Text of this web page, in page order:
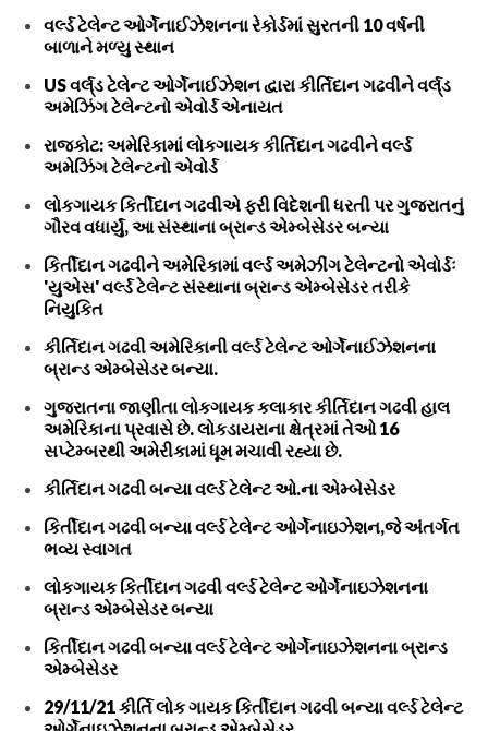
વર્લ્ડ ટેલેન્ટ ઓર્ગેનાઈઝેશનના રેકોર્ડમાં સુરતની 10 વર્ષની
બાળાને મળ્યુ સ્થાન
US વર્લ્‌ડ ટેલેન્ટ ઓર્ગેનાઈઝેશન દ્વારા કીર્તિદાન ગઢવીને વર્લ્‌ડ
અમેઝિંગ ટેલેન્ટનો એવોર્ડ એનાયત
રાજકોટ: અમેરિકામાં લોકગાયક કીર્તિદાન ગઢવીને વર્લ્ડ
અમેઝિંગ ટેલેન્ટનો એવોર્ડ
લોકગાયક કિર્તીદાન ગઢવીએ ફરી વિદેશની ધરતી પર ગુજરાતનું
ગૌરવ વધાર્યું, આ સંસ્થાના બ્રાન્ડ એમ્બેસેડર બન્યા
કિર્તીદાન ગઢવીને અમેરિકામાં વર્લ્ડ અમેઝીંગ ટેલેન્ટનો એવોર્ડઃ
'યુએસ' વર્લ્ડ ટેલેન્ટ સંસ્થાના બ્રાન્ડ એમ્બેસેડર તરીકે
નિયુકિત
કીર્તિદાન ગઢવી અમેરિકાની વર્લ્ડ ટેલેન્ટ ઓર્ગેનાઈઝેશનના
બ્રાન્ડ એમ્બેસેડર બન્યા.
ગુજરાતના જાણીતા લોકગાયક કલાકાર કીર્તિદાન ગઢવી હાલ
અમેરિકાના પ્રવાસે છે. લોકડાયરાના ક્ષેત્રમાં તેઓ 16
સપ્ટેમ્બરથી અમેરીકામાં ધૂમ મચાવી રહ્યા છે.
કીર્તિદાન ગઢવી બન્યા વર્લ્ડ ટેલેન્ટ ઓ.ના એમ્બેસેડર
કિર્તીદાન ગઢવી બન્યા વર્લ્ડ ટેલેન્ટ ઓર્ગેનાઇઝેશન,જે અંતર્ગત
ભવ્ય સ્વાગત
લોકગાયક કિર્તીદાન ગઢવી વર્લ્ડ ટેલેન્ટ ઓર્ગેનાઇઝેશનના
બ્રાન્ડ એમ્બેસેડર બન્યા
કિર્તીદાન ગઢવી બન્યા વર્લ્ડ ટેલેન્ટ ઓર્ગેનાઇઝેશનના બ્રાન્ડ
એમ્બેસેડર
29/11/21 કીર્તિ લોક ગાયક કિર્તીદાન ગઢવી બન્યા વર્લ્ડ ટેલેન્ટ